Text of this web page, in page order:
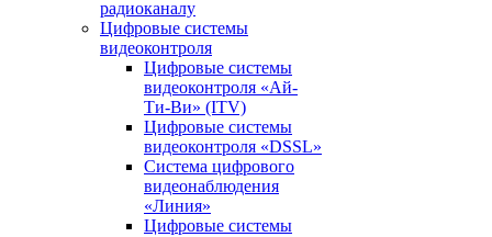
радиоканалу
Цифровые системы
видеоконтроля
Цифровые системы
видеоконтроля «Ай-
Ти-Ви» (ITV)
Цифровые системы
видеоконтроля «DSSL»
Система цифрового
видеонаблюдения
«Линия»
Цифровые системы